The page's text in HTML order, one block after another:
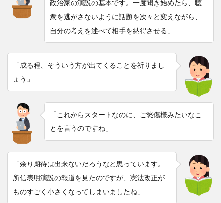
政治家の演説の基本です。一度聞き始めたら、聴
衆を逃がさないように話題を次々と変えながら、
自分の考えを述べて相手を納得させる」
「成る程、そういう方が出てくることを祈りまし
ょう」
「これからスタートなのに、ご愁傷様みたいなこ
とを言うのですね」
「余り期待は出来ないだろうなと思っています。
所信表明演説の報道を見たのですが、憲法改正が
ものすごく小さくなってしまいましたね」